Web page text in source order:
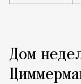
Город
Дом